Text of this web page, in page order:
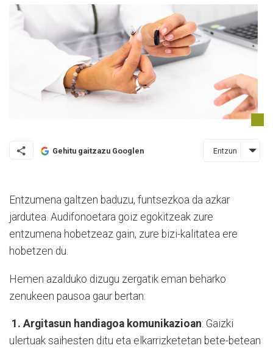
Gehitu gaitzazu Googlen Entzun
Entzumena galtzen baduzu, funtsezkoa da azkar
jardutea. Audifonoetara goiz egokitzeak zure
entzumena hobetzeaz gain, zure bizi-kalitatea ere
hobetzen du.
Hemen azalduko dizugu zergatik eman beharko
zenukeen pausoa gaur bertan:
1. Argitasun handiagoa komunikazioan: Gaizki
ulertuak saihesten ditu eta elkarrizketetan bete-betean